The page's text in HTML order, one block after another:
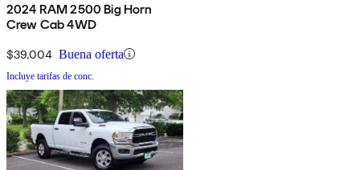
2024 RAM 2500 Big Horn
Crew Cab 4WD
$39,004 Buena oferta
Incluye tarifas de conc.